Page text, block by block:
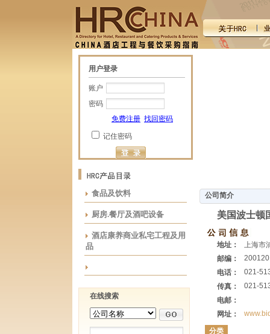
用户登录
账户
密码
免费注册 找回密码
记住密码
食品及饮料
厨房.餐厅及酒吧设备
酒店康养商业私宅工程及用
品
在线搜索
公司简介
美国波士顿
地址：
上海市
邮编：
200120
电话：
021-
传真：
021-
电邮：
网址：
分类